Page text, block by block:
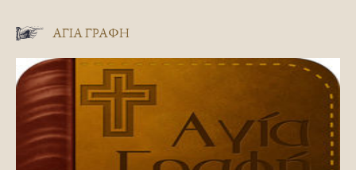
ΑΓΊΑ ΓΡΑΦΉ